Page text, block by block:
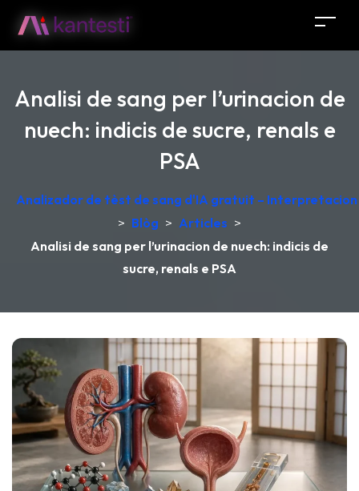
Analisi de sang per l’urinacion de
nuech: indicis de sucre, renals e
PSA
Analizador de tèst de sang d'IA gratuit –
> Blòg > Articles >
Analisi de sang per l’urinacion de nuech: indicis de
sucre, renals e PSA